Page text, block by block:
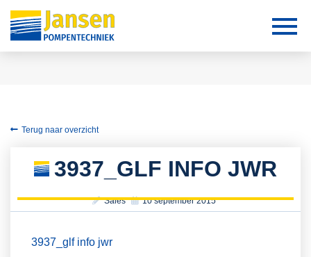
Terug naar overzicht
3937_GLF INFO JWR
Sales 10 september 2015
3937_glf info jwr